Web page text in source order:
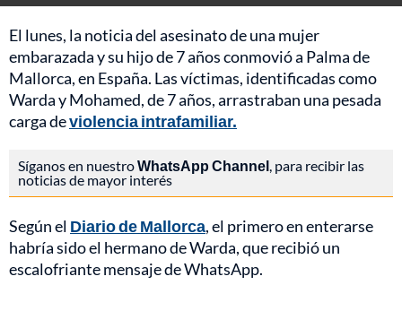
El lunes, la noticia del asesinato de una mujer
embarazada y su hijo de 7 años conmovió a Palma de
Mallorca, en España. Las víctimas, identificadas como
Warda y Mohamed, de 7 años, arrastraban una pesada
carga deviolencia intrafamiliar.
Síganos en nuestroWhatsApp Channel, para recibir las
noticias de mayor interés
Según el Diario de Mallorca, el primero en enterarse
habría sido el hermano de Warda, que recibió un
escalofriante mensaje de WhatsApp.